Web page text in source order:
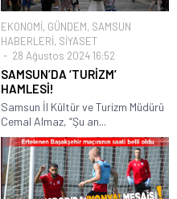
EKONOMİ, GÜNDEM, SAMSUN
HABERLERİ, SİYASET
28 Ağustos 2024 16:52
SAMSUN’DA ‘TURİZM’
HAMLESİ!
Samsun İl Kültür ve Turizm Müdürü
Cemal Almaz, “Şu an...